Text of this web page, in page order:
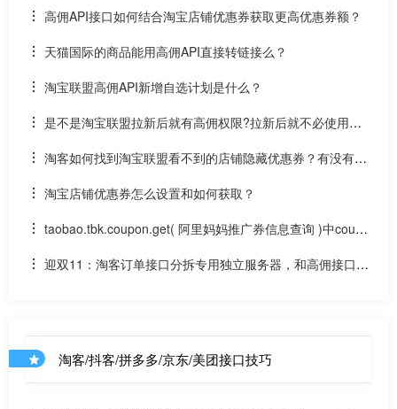
持续到年底，不引流是否会影响高佣？
高佣API接口如何结合淘宝店铺优惠券获取更高优惠券额？
天猫国际的商品能用高佣API直接转链接么？
淘宝联盟高佣API新增自选计划是什么？
是不是淘宝联盟拉新后就有高佣权限?拉新后就不必使用高
佣API接口？拉新和高佣金接口什么关系区别？
淘客如何找到淘宝联盟看不到的店铺隐藏优惠券？有没有店
铺优惠券接口？
淘宝店铺优惠券怎么设置和如何获取？
taobao.tbk.coupon.get( 阿里妈妈推广券信息查询 )中coupo
n_src_scene是代表什么类型的优惠券？
迎双11：淘客订单接口分拆专用独立服务器，和高佣接口互
淘客/抖客/拼多多/京东/美团接口技巧